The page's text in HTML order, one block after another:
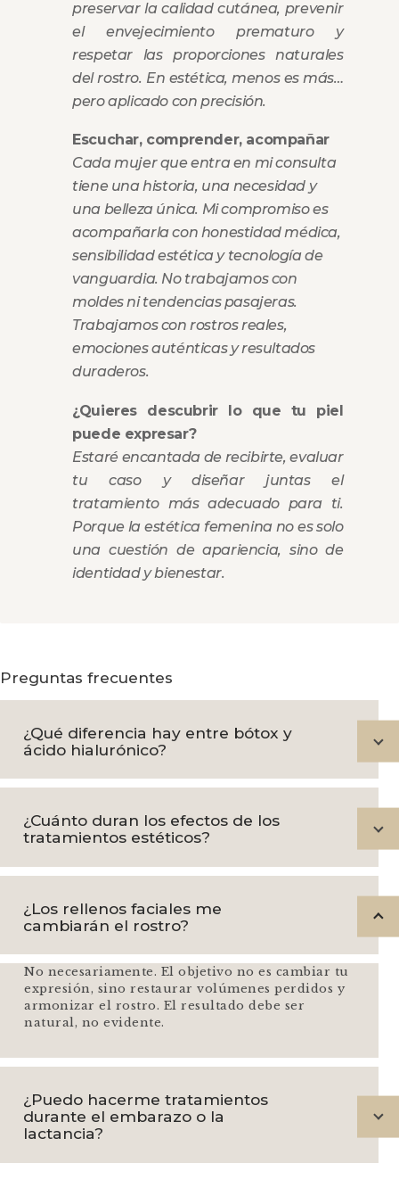
preservar la calidad cutánea, prevenir
el envejecimiento prematuro y
respetar las proporciones naturales
del rostro. En estética, menos es más…
pero aplicado con precisión.
Escuchar, comprender, acompañar
Cada mujer que entra en mi consulta
tiene una historia, una necesidad y
una belleza única. Mi compromiso es
acompañarla con honestidad médica,
sensibilidad estética y tecnología de
vanguardia. No trabajamos con
moldes ni tendencias pasajeras.
Trabajamos con rostros reales,
emociones auténticas y resultados
duraderos.
¿Quieres descubrir lo que tu piel
puede expresar?
Estaré encantada de recibirte, evaluar
tu caso y diseñar juntas el
tratamiento más adecuado para ti.
Porque la estética femenina no es solo
una cuestión de apariencia, sino de
identidad y bienestar.
Preguntas frecuentes
¿Qué diferencia hay entre bótox y
ácido hialurónico?
¿Cuánto duran los efectos de los
tratamientos estéticos?
¿Los rellenos faciales me
cambiarán el rostro?
No necesariamente. El objetivo no es cambiar tu
expresión, sino restaurar volúmenes perdidos y
armonizar el rostro. El resultado debe ser
natural, no evidente.
¿Puedo hacerme tratamientos
durante el embarazo o la
lactancia?